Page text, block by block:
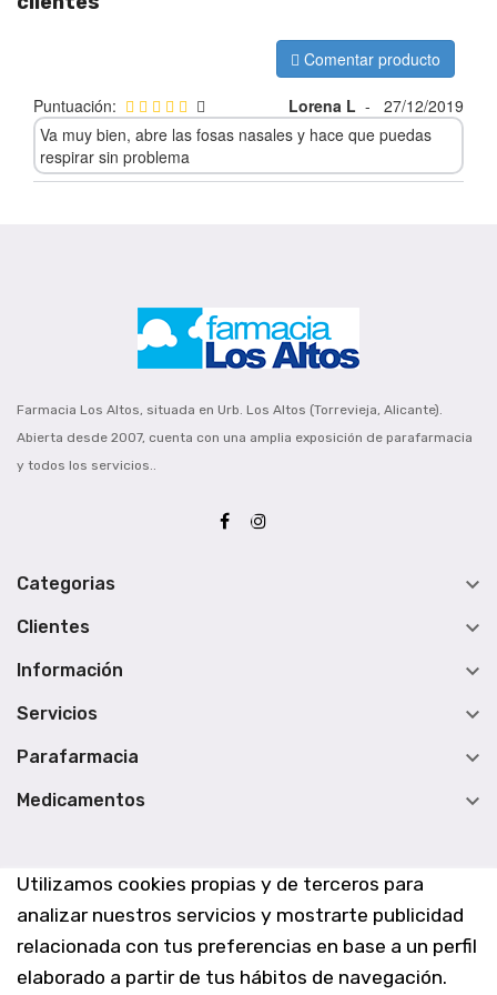
Utilizamos cookies propias y de terceros para
analizar nuestros servicios y mostrarte publicidad
relacionada con tus preferencias en base a un perfil
elaborado a partir de tus hábitos de navegación.
Comentar producto
Puntuación: Lorena L -
27/12/2019
Va muy bien, abre las fosas nasales y hace que puedas
respirar sin problema
Farmacia Los Altos, situada en Urb. Los Altos (Torrevieja, Alicante).
Abierta desde 2007, cuenta con una amplia exposición de parafarmacia
y todos los servicios..
Categorias 
Clientes 
Información 
Servicios 
Parafarmacia 
Medicamentos 